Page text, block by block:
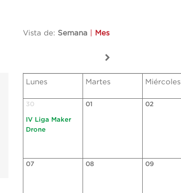
Vista de: Semana Mes
Lunes Martes Miércoles
30
IV Liga Maker
Drone
01 02
07 08 09